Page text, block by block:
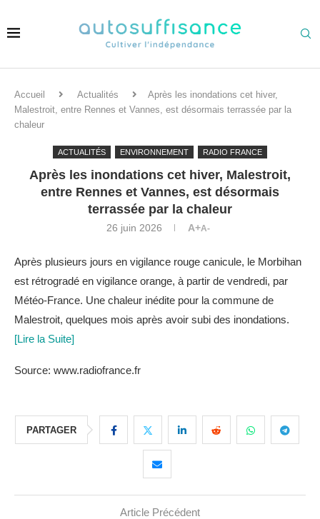
Accueil Actualités
Après les inondations cet hiver,
Malestroit, entre Rennes et Vannes, est désormais terrassée par la
chaleur
ACTUALITÉS ENVIRONNEMENT RADIO FRANCE
Après les inondations cet hiver, Malestroit,
entre Rennes et Vannes, est désormais
terrassée par la chaleur
26 juin 2026 A+A-
Après plusieurs jours en vigilance rouge canicule, le Morbihan
est rétrogradé en vigilance orange, à partir de vendredi, par
Météo-France. Une chaleur inédite pour la commune de
Malestroit, quelques mois après avoir subi des inondations.
[Lire la Suite]
Source: www.radiofrance.fr
PARTAGER
Article Précédent